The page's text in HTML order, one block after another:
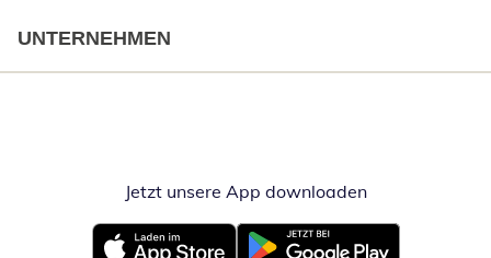
UNTERNEHMEN
Jetzt unsere App downloadenÖffnet in